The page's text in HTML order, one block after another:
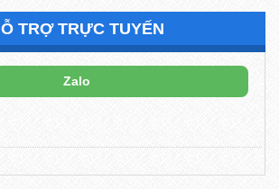
TRỢ TRỰC TUYẾN
Zalo